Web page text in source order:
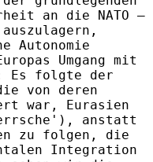
an die NATO –
Autonomie
Umgang mit
Es folgte der
von deren
war, Eurasien
anstatt
zu folgen, die
Integration